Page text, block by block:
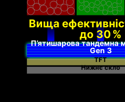
Вища
до 30 %
П’ятишарова тандемна
Gen 3
TFT
Нижнє скло
0.03 мс GtG
Час відгуку